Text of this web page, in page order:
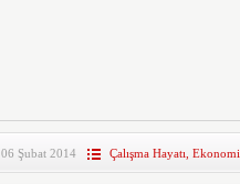
06 Şubat 2014 Çalışma Hayatı Ekonomi